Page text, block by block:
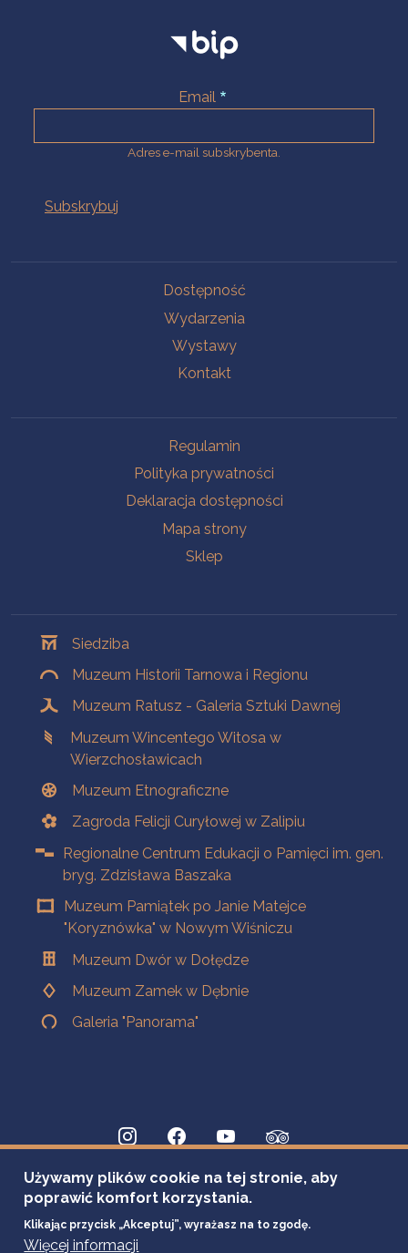
Email
Adres e-mail subskrybenta.
Dostępność
Wydarzenia
Wystawy
Kontakt
Regulamin
Polityka prywatności
Deklaracja dostępności
Mapa strony
Sklep
Siedziba
Muzeum Historii Tarnowa i Regionu
Muzeum Ratusz - Galeria Sztuki Dawnej
Muzeum Wincentego Witosa w
Wierzchosławicach
Muzeum Etnograficzne
Zagroda Felicji Curyłowej w Zalipiu
Regionalne Centrum Edukacji o Pamięci im. gen.
bryg. Zdzisława Baszaka
Muzeum Pamiątek po Janie Matejce
"Koryznówka" w Nowym Wiśniczu
Muzeum Dwór w Dołędze
Muzeum Zamek w Dębnie
Galeria "Panorama"
Używamy plików cookie na tej stronie, aby
poprawić komfort korzystania.
Klikając przycisk „Akceptuj”, wyrażasz na to zgodę.
Więcej informacji